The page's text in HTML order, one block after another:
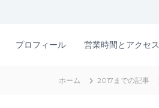
プロフィール 営業時間とアクセス
ホーム 2017までの記事